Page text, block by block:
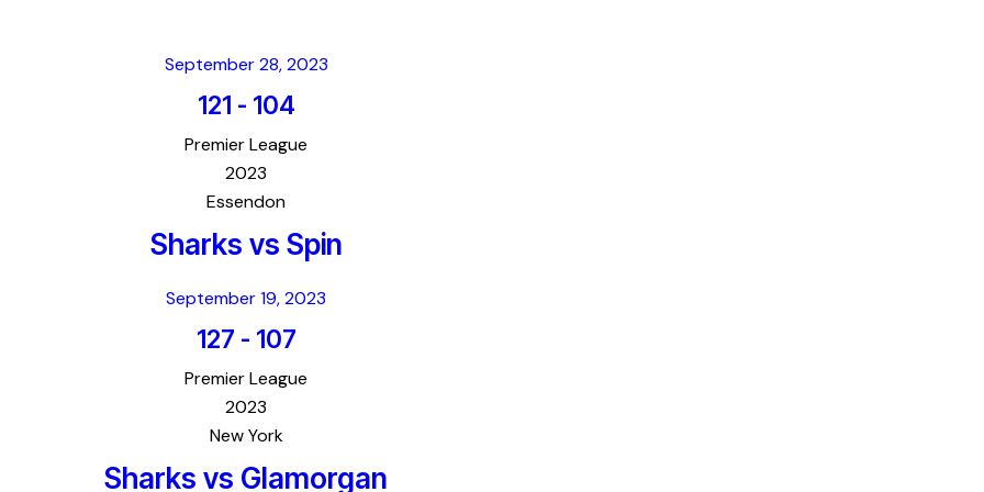
September 28, 2023
121 - 104
Premier League
2023
Essendon
Sharks vs Spin
September 19, 2023
127 - 107
Premier League
2023
New York
Sharks vs Glamorgan